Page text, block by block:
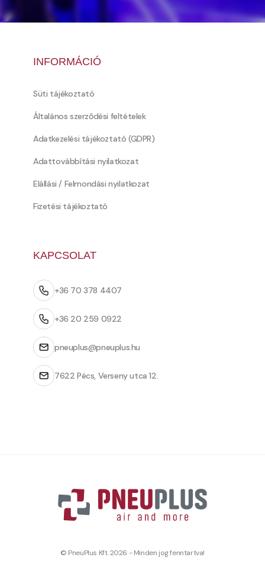
INFORMÁCIÓ
Süti tájékoztató
Általános szerződési feltételek
Adatkezelési tájékoztató (GDPR)
Adattovábbítási nyilatkozat
Elállási / Felmondási nyilatkozat
Fizetési tájékoztató
KAPCSOLAT
+36 70 378 4407
+36 20 259 0922
pneuplus@pneuplus.hu
7622 Pécs, Verseny utca 12.
© PneuPlus Kft. 2026 - Minden jog fenntartva!